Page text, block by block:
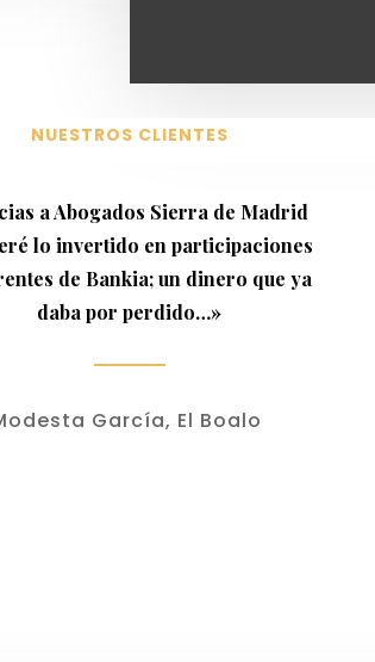
NUESTROS CLIENTES
a Abogados Sierra de Madrid
lo invertido en participaciones
de Bankia; un dinero que ya
daba por perdido…»
García, El Boalo